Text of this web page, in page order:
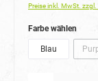
Preise inkl. MwSt.
Farbe wählen
Blau
Produkt Anzahl: Gib